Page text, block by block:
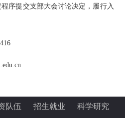
序提交支部大会讨论决定，履行入
队伍 招生就业 科学研究